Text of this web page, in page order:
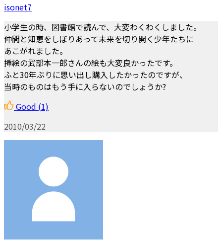
isonet7
小学生の時、図書館で読んで、大変わくわくしました。
仲間と知恵をしぼりあって未来を切り開く少年たちに
あこがれました。
挿絵の武部本一郎さんの絵も大変良かったです。
ふと30年ぶりに思い出し購入したかったのですが、
当時のものはもう手に入らないのでしょうか?
Good (1)
2010/03/22